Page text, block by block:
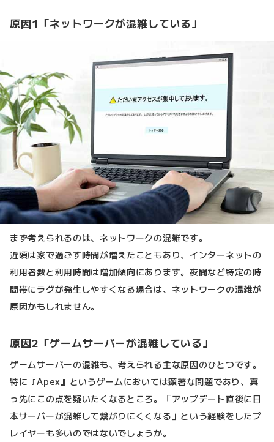
原因1「ネットワークが混雑している」
まず考えられるのは、ネットワークの混雑です。
近頃は家で過ごす時間が増えたこともあり、インターネットの
利用者数と利用時間は増加傾向にあります。夜間など特定の時
間帯にラグが発生しやすくなる場合は、ネットワークの混雑が
原因かもしれません。
原因2「ゲームサーバーが混雑している」
ゲームサーバーの混雑も、考えられる主な原因のひとつです。
特に『Apex』というゲームにおいては顕著な問題であり、真
っ先にこの点を疑いたくなるところ。「アップデート直後に日
本サーバーが混雑して繋がりにくくなる」という経験をしたプ
レイヤーも多いのではないでしょうか。